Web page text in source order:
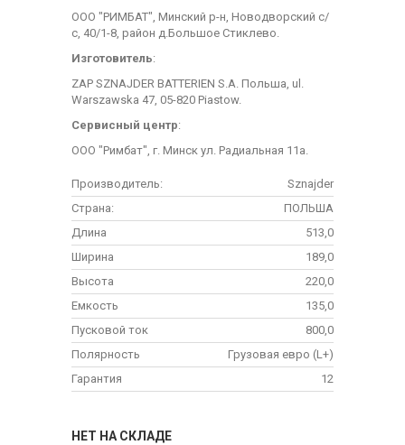
ООО "РИМБАТ", Минский р-н, Новодворский с/
с, 40/1-8, район д.Большое Стиклево.
Изготовитель:
ZAP SZNAJDER BATTERIEN S.A. Польша, ul.
Warszawska 47, 05-820 Piastow.
Сервисный центр:
ООО "Римбат", г. Минск ул. Радиальная 11а.
Производитель:
Sznajder
Страна:
ПОЛЬША
Длина
513,0
Ширина
189,0
Высота
220,0
Емкость
135,0
Пусковой ток
800,0
Полярность
Грузовая евро (L+)
Гарантия
12
НЕТ НА СКЛАДЕ